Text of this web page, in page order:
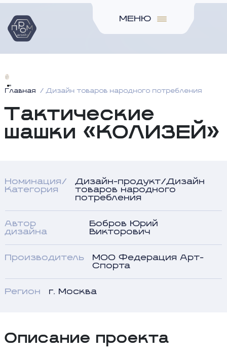
Главная Дизайн товаров народного потребления
Тактические
шашки «КОЛИЗЕЙ»
Номинация/
Категория
Дизайн-продукт/Дизайн
товаров народного
потребления
Автор
дизайна
Бобров Юрий
Викторович
Производитель
МОО Федерация Арт-
Спорта
Регион г. Москва
Описание проекта